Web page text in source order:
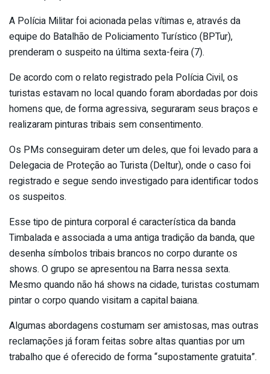
A Polícia Militar foi acionada pelas vítimas e, através da
equipe do Batalhão de Policiamento Turístico (BPTur),
prenderam o suspeito na última sexta-feira (7).
De acordo com o relato registrado pela Polícia Civil, os
turistas estavam no local quando foram abordadas por dois
homens que, de forma agressiva, seguraram seus braços e
realizaram pinturas tribais sem consentimento.
Os PMs conseguiram deter um deles, que foi levado para a
Delegacia de Proteção ao Turista (Deltur), onde o caso foi
registrado e segue sendo investigado para identificar todos
os suspeitos.
Esse tipo de pintura corporal é característica da banda
Timbalada e associada a uma antiga tradição da banda, que
desenha símbolos tribais brancos no corpo durante os
shows. O grupo se apresentou na Barra nessa sexta.
Mesmo quando não há shows na cidade, turistas costumam
pintar o corpo quando visitam a capital baiana.
Algumas abordagens costumam ser amistosas, mas outras
reclamações já foram feitas sobre altas quantias por um
trabalho que é oferecido de forma “supostamente gratuita”.